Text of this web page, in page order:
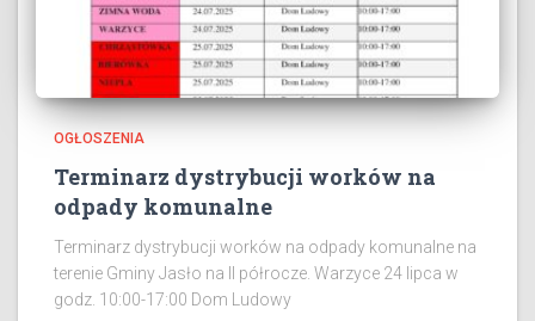
OGŁOSZENIA
Terminarz dystrybucji worków na
odpady komunalne
Terminarz dystrybucji worków na odpady komunalne na
terenie Gminy Jasło na II półrocze. Warzyce 24 lipca w
godz. 10:00-17:00 Dom Ludowy